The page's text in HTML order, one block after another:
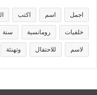
اجمل اسم اكتب
خلفيات رومانسية سنة
لاسم للاحتفال وتهنئة